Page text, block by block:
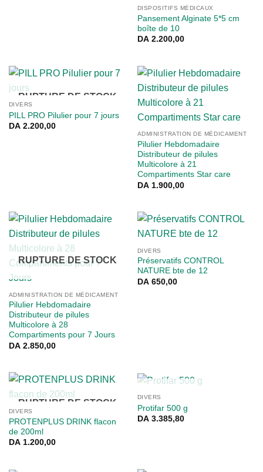
DISPOSITIFS MÉDICAUX
Pansement Alginate 5*5 cm
boîte de 10
DA2.200,00
RUPTURE DE STOCK
DIVERS
PILL PRO Pilulier pour 7 jours
DA2.200,00
ADMINISTRATION DE MÉDICAMENT
Pilulier Hebdomadaire
Distributeur de pilules
Multicolore à 21
Compartiments Star care
DA1.900,00
RUPTURE DE STOCK
ADMINISTRATION DE MÉDICAMENT
Pilulier Hebdomadaire
Distributeur de pilules
Multicolore à 28
Compartiments pour 7 Jours
DA2.850,00
DIVERS
Préservatifs CONTROL
NATURE bte de 12
DA650,00
RUPTURE DE STOCK
DIVERS
PROTENPLUS DRINK flacon
de 200ml
DA1.200,00
RUPTURE DE STOCK
DIVERS
Protifar 500 g
DA3.385,80